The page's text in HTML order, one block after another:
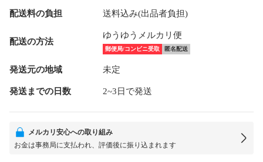
配送料の負担 送料込み(出品者負担)
配送の方法
ゆうゆうメルカリ便
郵便局/コンビニ受取 匿名配送
発送元の地域 未定
発送までの日数 2~3日で発送
メルカリ安心への取り組み
お金は事務局に支払われ、評価後に振り込まれます